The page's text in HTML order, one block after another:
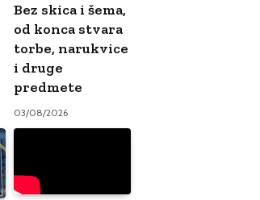
Bez skica i šema,
od konca stvara
torbe, narukvice
i druge
predmete
03/08/2026